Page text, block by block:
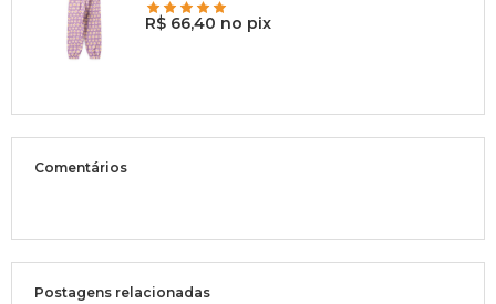
R$ 66,40 no pix
Comentários
Postagens relacionadas